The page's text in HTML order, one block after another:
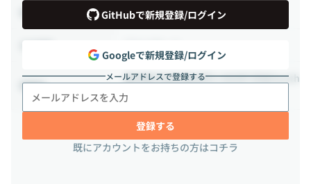
GitHubで新規登録/ログイン
Googleで新規登録/ログイン
メールアドレスで登録する
登録する
既にアカウントをお持ちの方はコチラ
32時間 ~（週8時間 ~ ）
勤務地
東京都渋谷区鶯谷町3-3VORT渋谷South
2階